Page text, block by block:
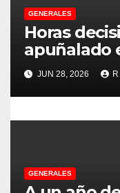
e
n
t
r
a
a
GENERALES
Horas
apuñalado
con más de
Chilecito
JUN 28, 2026
GENERALES